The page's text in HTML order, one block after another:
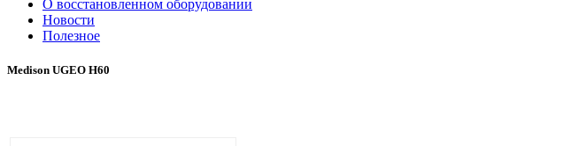
О восстановленном оборудовании
Новости
Полезное
Medison UGEO H60